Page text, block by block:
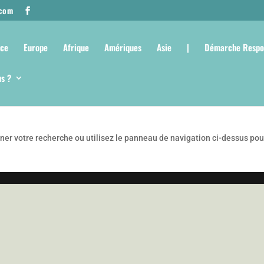
Europe Afrique Amériques Asie | Démarche
?
votre recherche ou utilisez le panneau de navigation ci-dessus